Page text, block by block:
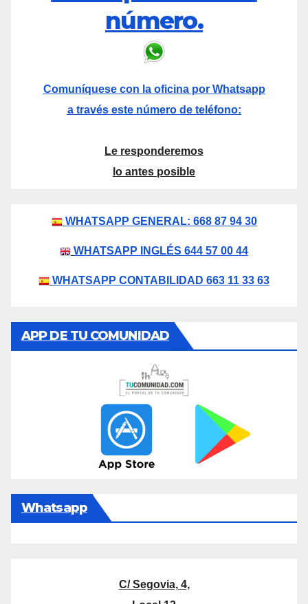
número.
Comuníquese con la oficina por Whatsapp
a través este número de teléfono:
Le responderemos
lo antes posible
WHATSAPP GENERAL: 668 87 94 30
WHATSAPP INGLÉS 644 57 00 44
WHATSAPP CONTABILIDAD 663 11 33 63
APP DE TU COMUNIDAD
Whatsapp
C/ Segovia, 4,